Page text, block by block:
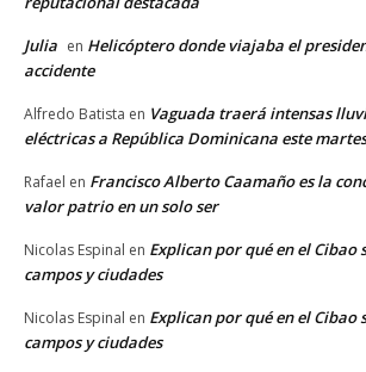
Julia en Helicóptero donde viajaba el
accidente
Alfredo Batista en Vaguada traerá intensas
eléctricas a República Dominicana este
Rafael en Francisco Alberto Caamaño es la
valor patrio en un solo ser
Nicolas Espinal en Explican por qué en el Cibao
campos y ciudades
Nicolas Espinal en Explican por qué en el Cibao
campos y ciudades